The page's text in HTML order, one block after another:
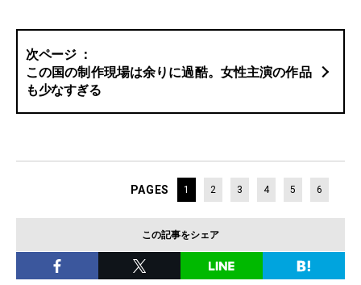
この国の制作現場は余りに過酷。女性主演の作品
も少なすぎる
PAGES 1 2 3 4 5 6
この記事をシェア